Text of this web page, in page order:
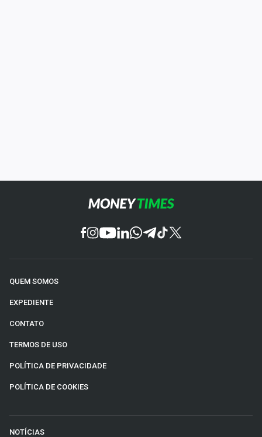
QUEM SOMOS
EXPEDIENTE
CONTATO
TERMOS DE USO
POLÍTICA DE PRIVACIDADE
POLÍTICA DE COOKIES
NOTÍCIAS